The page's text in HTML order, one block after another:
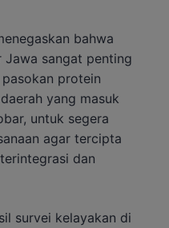
bahwa
sangat penting
protein
yang masuk
untuk segera
agar tercipta
dan
survei kelayakan di